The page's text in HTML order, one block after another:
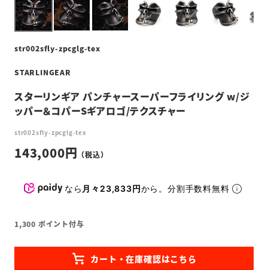
str002sfly-zpcglg-tex
STARLINGEAR
スターリンギア パンチャースーパーフライリング w/ジ
ッパー＆コパーSギアロゴ/テクスチャー
str002sfly-zpcglg-tex
143,000
なら 月々23,833円から。分割手数料無料
1,300 ポイント付与